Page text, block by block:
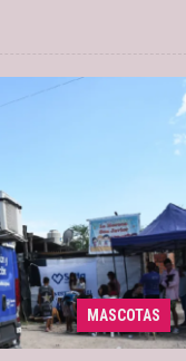
MASCOTAS
26 y viernes